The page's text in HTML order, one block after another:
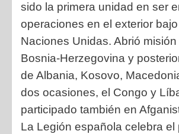
sido la primera unidad en ser
operaciones en el exterior
Naciones Unidas. Abrió
Bosnia-Herzegovina y
de Albania, Kosovo,
dos ocasiones, el Congo y
participado también en
La Legión española celebra el